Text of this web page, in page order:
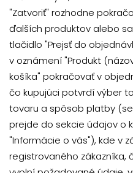
"Zatvoriť" rozhodne
ďalších produktov alebo
tlačidlo "Prejsť do
v oznámení "Produkt
košíka" pokračovať v
čo kupujúci potvrdí výber
tovaru a spôsob platby
prejde do sekcie údajov o
"Informácie o vás"), kde v
registrovaného zákazníka,